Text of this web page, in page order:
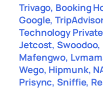
Trivago, Booking
Google,
Technology
Jetcost, Swoodoo,
Mafengwo,
Wego, Hipmunk,
Prisync, Sniffie,